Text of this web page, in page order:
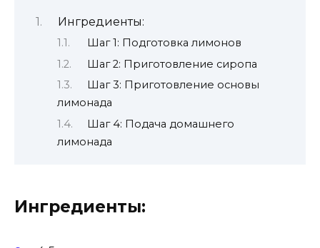
Ингредиенты:
Шаг 1: Подготовка лимонов
Шаг 2: Приготовление сиропа
Шаг 3: Приготовление основы
лимонада
Шаг 4: Подача домашнего
лимонада
Ингредиенты: